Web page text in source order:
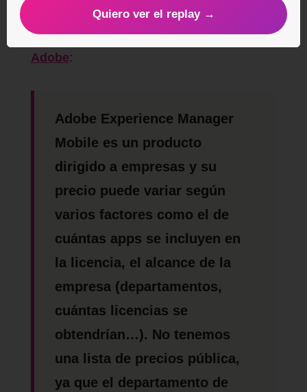
Adobe Experience Mobile Manager?
Como podemos leer en lamisma web de
Adobe:
Adobe Experience Manager
Mobile es un producto
dirigido a empresas y su
precio puede variar según
varios factores como el de
cuántas apps se incluyen en
la licencia, el alcance de la
empresa (departamentos,
cuántas licencias se
obtendrían…). No tenemos
una lista de precios pública,
ya que el departamento de
Quiero ver el replay →